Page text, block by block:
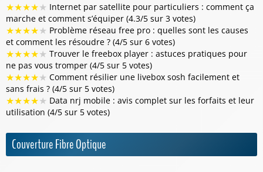
★★★★★ Internet par satellite pour particuliers : comment ça
marche et comment s’équiper (4.3/5 sur 3 votes)
★★★★★ Problème réseau free pro : quelles sont les causes
et comment les résoudre ? (4/5 sur 6 votes)
★★★★★ Trouver le freebox player : astuces pratiques pour
ne pas vous tromper (4/5 sur 5 votes)
★★★★★ Comment résilier une livebox sosh facilement et
sans frais ? (4/5 sur 5 votes)
★★★★★ Data nrj mobile : avis complet sur les forfaits et leur
utilisation (4/5 sur 5 votes)
Couverture Fibre Optique